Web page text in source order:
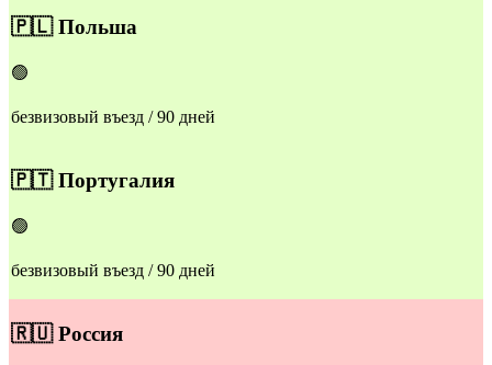
🇵🇱Польша
🟢
безвизовый въезд / 90 дней
🇵🇹Португалия
🟢
безвизовый въезд / 90 дней
🇷🇺Россия